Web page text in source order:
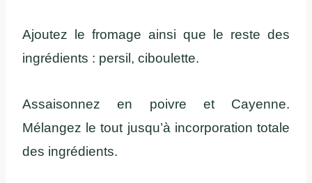
Ajoutez le fromage ainsi que le reste des
ingrédients : persil, ciboulette.
Assaisonnez en poivre et Cayenne.
Mélangez le tout jusqu’à incorporation totale
des ingrédients.